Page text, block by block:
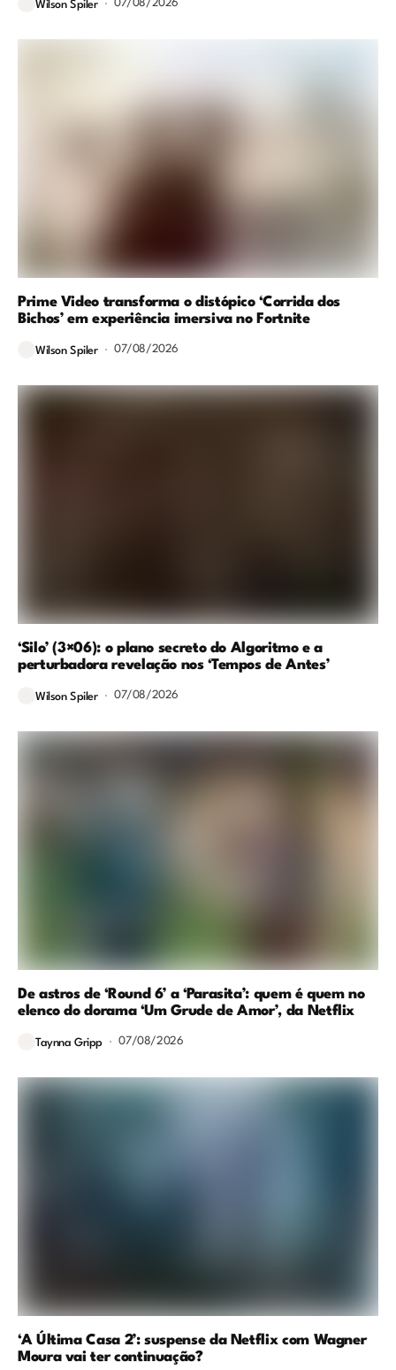
Wilson Spiler 07/08/2026
Prime Video transforma o distópico ‘Corrida dos
Bichos’ em experiência imersiva no Fortnite
Wilson Spiler 07/08/2026
‘Silo’ (3×06): o plano secreto do Algoritmo e a
perturbadora revelação nos ‘Tempos de Antes’
Wilson Spiler 07/08/2026
De astros de ‘Round 6’ a ‘Parasita’: quem é quem no
elenco do dorama ‘Um Grude de Amor’, da Netflix
Taynna Gripp 07/08/2026
‘A Última Casa 2’: suspense da Netflix com Wagner
Moura vai ter continuação?